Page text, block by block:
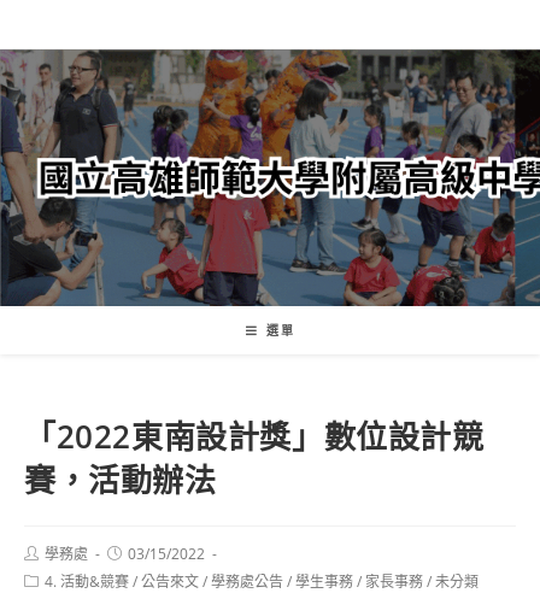
轉
至
主
內
容
選單
「2022東南設計獎」數位設計競
賽，活動辦法
Post
author:
學務處
Post
published:
03/15/2022
Post4. 活動&競賽/公告來文/學務處公告/學生事務/ 家長事務/未分類